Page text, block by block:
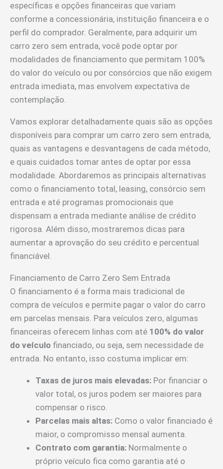
específicas e opções financeiras que variam
conforme a concessionária, instituição financeira e o
perfil do comprador. Geralmente, para adquirir um
carro zero sem entrada, você pode optar por
modalidades de financiamento que permitam 100%
do valor do veículo ou por consórcios que não exigem
entrada imediata, mas envolvem expectativa de
contemplação.
Vamos explorar detalhadamente quais são as opções
disponíveis para comprar um carro zero sem entrada,
quais as vantagens e desvantagens de cada método,
e quais cuidados tomar antes de optar por essa
modalidade. Abordaremos as principais alternativas
como o financiamento total, leasing, consórcio sem
entrada e até programas promocionais que
dispensam a entrada mediante análise de crédito
rigorosa. Além disso, mostraremos dicas para
aumentar a aprovação do seu crédito e percentual
financiável.
Financiamento de Carro Zero Sem Entrada
O financiamento é a forma mais tradicional de
compra de veículos e permite pagar o valor do carro
em parcelas mensais. Para veículos zero, algumas
financeiras oferecem linhas com até 100% do valor
do veículo financiado, ou seja, sem necessidade de
entrada. No entanto, isso costuma implicar em:
Taxas de juros mais elevadas: Por financiar o
valor total, os juros podem ser maiores para
compensar o risco.
Parcelas mais altas: Como o valor financiado é
maior, o compromisso mensal aumenta.
Contrato com garantia: Normalmente o
próprio veículo fica como garantia até o